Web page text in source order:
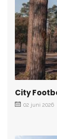
City
02 juni 2026